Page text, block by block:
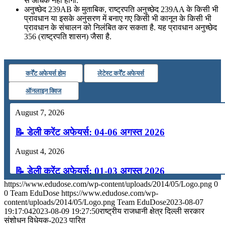
अनुच्छेद 239AB के मुताबिक, राष्ट्रपति अनुच्छेद 239AA के किसी भी
प्रावधान या इसके अनुसरण में बनाए गए किसी भी कानून के किसी भी
प्रावधान के संचालन को निलंबित कर सकता है. यह प्रावधान अनुच्छेद
356 (राष्ट्रपति शासन) जैसा है.
कर्रेंट अफेयर्स होम लेटेस्ट कर्रेंट अफेयर्स
ऑनलाइन क्विज
August 7, 2026
📝 डेली करेंट अफेयर्स: 04-06 अगस्त 2026
August 4, 2026
📝 डेली करेंट अफेयर्स: 01-03 अगस्त 2026
July 31, 2026
📝 डेली करेंट अफेयर्स: 28-31 जुलाई 2026
https://www.edudose.com/wp-content/uploads/2014/05/Logo.png 0
0 Team EduDose https://www.edudose.com/wp-
content/uploads/2014/05/Logo.png Team EduDose2023-08-07
19:17:042023-08-09 19:27:50राष्ट्रीय राजधानी क्षेत्र दिल्‍ली सरकार
संशोधन विधेयक-2023 पारित